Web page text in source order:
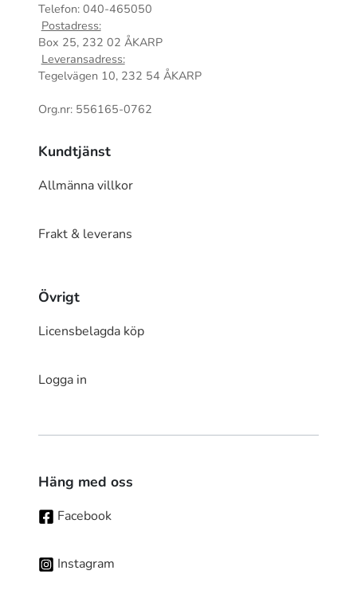
Telefon: 040-465050
Postadress:
Box 25, 232 02 ÅKARP
Leveransadress:
Tegelvägen 10, 232 54 ÅKARP
Org.nr: 556165-0762
Kundtjänst
Allmänna villkor
Frakt & leverans
Övrigt
Licensbelagda köp
Logga in
Häng med oss
Facebook
Instagram